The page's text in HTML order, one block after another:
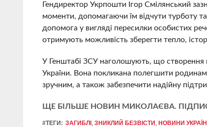
Гендиректор Укрпошти Ігор Смілянський
моменти, допомагаючи їм відчути турботу
допомога у вигляді пересилки особистих
отримують можливість зберегти тепло,
У Генштабі ЗСУ наголошують, що створення
України. Вона покликана полегшити
зручним, а також забезпечити надійну
ЩЕ БІЛЬШЕ НОВИН МИКОЛАЄВА.
#ТЕГИ: ЗАГИБЛІ ,ЗНИКЛИЙ БЕЗВІСТИ , НОВИНИ